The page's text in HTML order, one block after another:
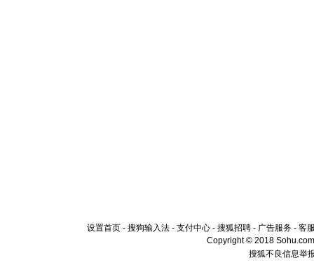
设置首页 - 搜狗输入法 - 支付中心 - 搜狐招聘 - 广告服务 - 客
Copyright © 2018
搜狐不良信息举